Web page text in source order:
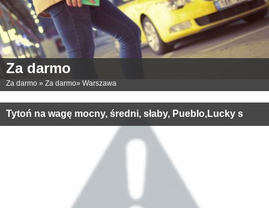
Za darmo
Za darmo » Za darmo» Warszawa
Tytoń na wagę mocny, średni, słaby, Pueblo,Lucky s